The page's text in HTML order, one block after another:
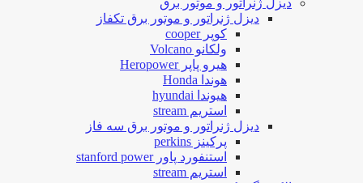
دیزل ژنراتور و موتور برق تکفاز
کوپر cooper
ولکانو Volcano
هیرو پاپر Heropower
هوندا Honda
هیوندا hyundai
استریم stream
دیزل ژنراتور و موتور برق سه فاز
پرکینز perkins
استنفورد پاور stanford power
استریم stream